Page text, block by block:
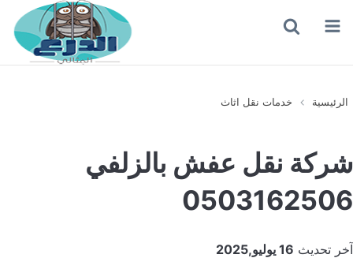
القائمة
عن الرئيسية خدمات نقل اثاث
شركة نقل عفش بالزلفي
0503162506
آخر تحديث 16 يوليو,2025